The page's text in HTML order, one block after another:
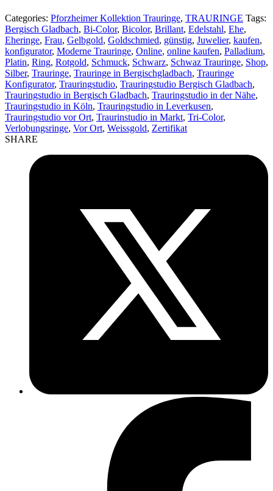
Categories: Pforzheimer Kollektion Trauringe, TRAURINGE Tags:
Bergisch Gladbach, Bi-Color, Bicolor, Brillant, Edelstahl, Ehe,
Eheringe, Frau, Gelbgold, Goldschmied, günstig, Juwelier, kaufen,
konfigurator, Moderne Trauringe, Online, online kaufen, Palladium,
Platin, Ring, Rotgold, Schmuck, Schwarz, Schwaz Trauringe, Shop,
Silber, Trauringe, Trauringe in Bergischgladbach, Trauringe
Konfigurator, Trauringstudio, Trauringstudio Bergisch Gladbach,
Trauringstudio in Bergisch Gladbach, Trauringstudio in der Nähe,
Trauringstudio in Köln, Trauringstudio in Leverkusen,
Trauringstudio vor Ort, Traurinstudio in Markt, Tri-Color,
Verlobungsringe, Vor Ort, Weissgold, Zertifikat
SHARE